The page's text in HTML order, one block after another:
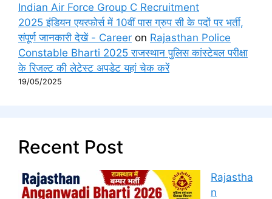
Indian Air Force Group C Recruitment
2025 इंडियन एयरफोर्स में 10वीं पास ग्रुप सी के पदों पर भर्ती,
संपूर्ण जानकारी देखें - Career on Rajasthan Police
Constable Bharti 2025 राजस्थान पुलिस कांस्टेबल परीक्षा
के रिजल्ट की लेटेस्ट अपडेट यहां चेक करें
19/05/2025
Recent Post
Rajastha
n